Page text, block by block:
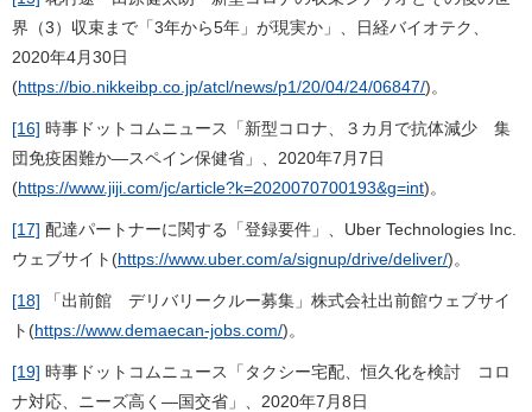
界（3）収束まで「3年から5年」が現実か」、日経バイオテク、
2020年4月30日
(https://bio.nikkeibp.co.jp/atcl/news/p1/20/04/24/06847/)。
[16] 時事ドットコムニュース「新型コロナ、３カ月で抗体減少 集
団免疫困難か―スペイン保健省」、2020年7月7日
(https://www.jiji.com/jc/article?k=2020070700193&g=int)。
[17] 配達パートナーに関する「登録要件」、Uber Technologies Inc.
ウェブサイト(https://www.uber.com/a/signup/drive/deliver/)。
[18] 「出前館 デリバリークルー募集」株式会社出前館ウェブサイ
ト(https://www.demaecan-jobs.com/)。
[19] 時事ドットコムニュース「タクシー宅配、恒久化を検討 コロ
ナ対応、ニーズ高く―国交省」、2020年7月8日